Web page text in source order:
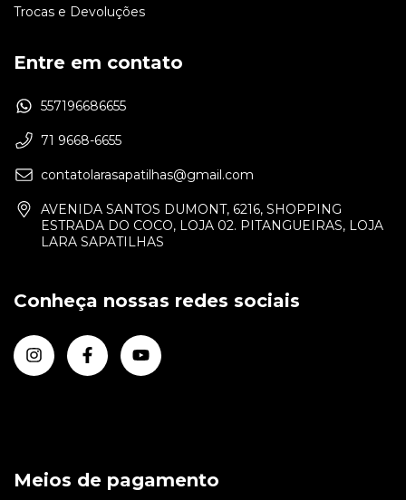
Trocas e Devoluções
Entre em contato
557196686655
71 9668-6655
contatolarasapatilhas@gmail.com
AVENIDA SANTOS DUMONT, 6216, SHOPPING
ESTRADA DO COCO, LOJA 02. PITANGUEIRAS, LOJA
LARA SAPATILHAS
Conheça nossas redes sociais
Meios de pagamento